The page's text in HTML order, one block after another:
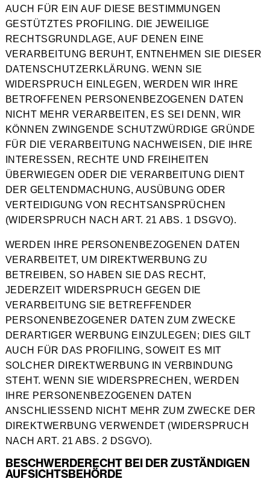
AUCH FÜR EIN AUF DIESE BESTIMMUNGEN
GESTÜTZTES PROFILING. DIE JEWEILIGE
RECHTSGRUNDLAGE, AUF DENEN EINE
VERARBEITUNG BERUHT, ENTNEHMEN SIE DIESER
DATENSCHUTZERKLÄRUNG. WENN SIE
WIDERSPRUCH EINLEGEN, WERDEN WIR IHRE
BETROFFENEN PERSONENBEZOGENEN DATEN
NICHT MEHR VERARBEITEN, ES SEI DENN, WIR
KÖNNEN ZWINGENDE SCHUTZWÜRDIGE GRÜNDE
FÜR DIE VERARBEITUNG NACHWEISEN, DIE IHRE
INTERESSEN, RECHTE UND FREIHEITEN
ÜBERWIEGEN ODER DIE VERARBEITUNG DIENT
DER GELTENDMACHUNG, AUSÜBUNG ODER
VERTEIDIGUNG VON RECHTSANSPRÜCHEN
(WIDERSPRUCH NACH ART. 21 ABS. 1 DSGVO).
WERDEN IHRE PERSONENBEZOGENEN DATEN
VERARBEITET, UM DIREKTWERBUNG ZU
BETREIBEN, SO HABEN SIE DAS RECHT,
JEDERZEIT WIDERSPRUCH GEGEN DIE
VERARBEITUNG SIE BETREFFENDER
PERSONENBEZOGENER DATEN ZUM ZWECKE
DERARTIGER WERBUNG EINZULEGEN; DIES GILT
AUCH FÜR DAS PROFILING, SOWEIT ES MIT
SOLCHER DIREKTWERBUNG IN VERBINDUNG
STEHT. WENN SIE WIDERSPRECHEN, WERDEN
IHRE PERSONENBEZOGENEN DATEN
ANSCHLIESSEND NICHT MEHR ZUM ZWECKE DER
DIREKTWERBUNG VERWENDET (WIDERSPRUCH
NACH ART. 21 ABS. 2 DSGVO).
BESCHWERDE­RECHT BEI DER ZUSTÄNDIGEN
AUFSICHTS­BEHÖRDE